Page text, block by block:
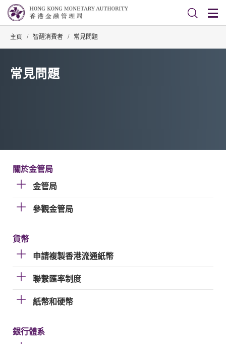
主頁 / 智醒消費者 / 常見問題
常見問題
關於金管局
金管局
參觀金管局
貨幣
申請複製香港流通紙幣
聯繫匯率制度
紙幣和硬幣
銀行體系